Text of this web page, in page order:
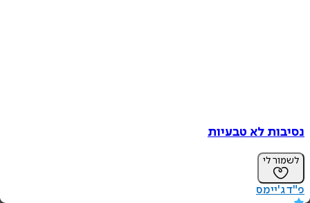
לא טבעיות
לי